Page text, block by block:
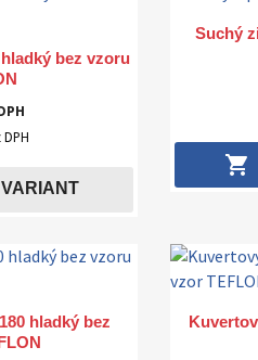
bez vzoru
DPH
Suchý
shopping_cart
hladký bez